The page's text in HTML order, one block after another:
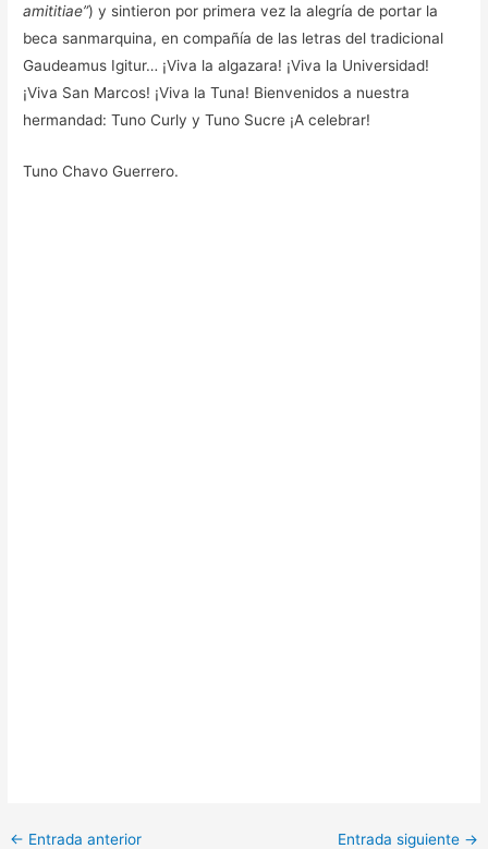
amititiae”) y sintieron por primera vez la alegría de portar la
beca sanmarquina, en compañía de las letras del tradicional
Gaudeamus Igitur… ¡Viva la algazara! ¡Viva la Universidad!
¡Viva San Marcos! ¡Viva la Tuna! Bienvenidos a nuestra
hermandad: Tuno Curly y Tuno Sucre ¡A celebrar!
Tuno Chavo Guerrero.
← Entrada anterior Entrada siguiente →